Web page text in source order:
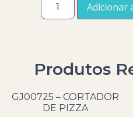
Adicionar
Produtos
GJ00725 – CORTADOR
DE PIZZA